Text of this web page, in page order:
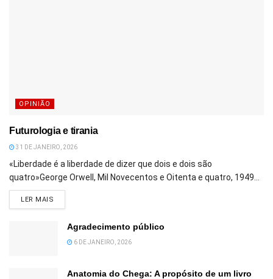
OPINIÃO
Futurologia e tirania
31 DE JANEIRO, 2026
«Liberdade é a liberdade de dizer que dois e dois são
quatro»George Orwell, Mil Novecentos e Oitenta e quatro, 1949...
LER MAIS
Agradecimento público
6 DE JANEIRO, 2026
Anatomia do Chega: A propósito de um livro